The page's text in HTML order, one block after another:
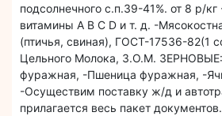
подсолнечного с.п.39-41%. от 8 р/
витамины А В C D и т. д. -
(птичья, свиная), ГОСТ-17536-82(1
Цельного Молока, З.О.М.
фуражная, -Пшеница фуражная, -
-Осуществим поставку ж/д и
прилагается весь пакет